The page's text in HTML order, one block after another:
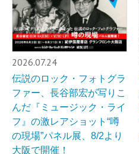
2026.07.24
伝説のロック・フォトグラ
ファー、長谷部宏が写りこ
んだ『ミュージック・ライ
フ』の激レアショット“噂
の現場”パネル展、8/2より
大阪で開催！